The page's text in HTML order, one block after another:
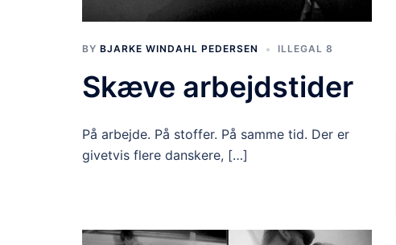
BY BJARKE WINDAHL PEDERSEN ILLEGAL 8
Skæve arbejdstider
På arbejde. På stoffer. På samme tid. Der er
givetvis flere danskere, […]